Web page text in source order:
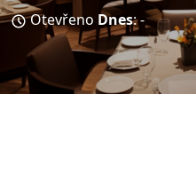
Otevřeno Dnes: -